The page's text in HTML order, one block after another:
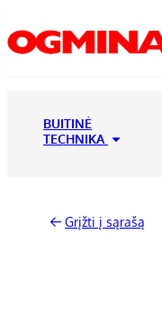
BUITINĖ
TECHNIKA
Grįžti į sąrašą